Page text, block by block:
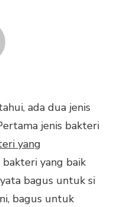
ada dua jenis
jenis bakteri
yang
bakteri yang baik
bagus untuk si
bagus untuk